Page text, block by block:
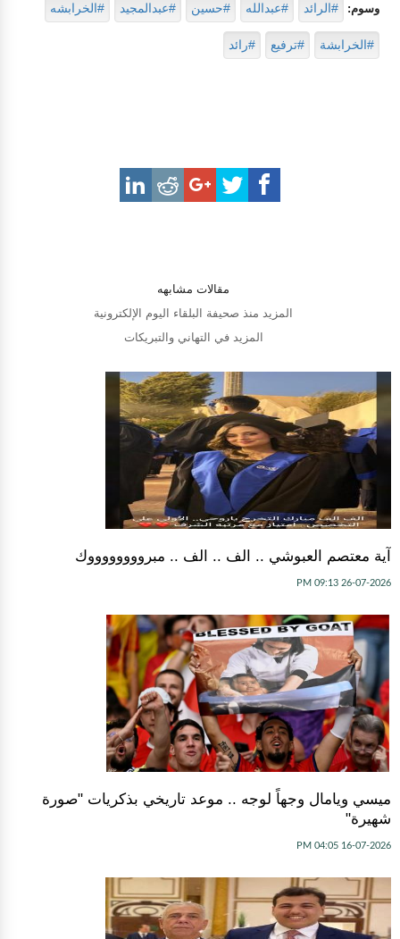
وسوم: #الرائد #عبدالله #حسين #عبدالمجيد #الخرابشه
#الخرابشة #ترفيع #رائد
مقالات مشابهه
المزيد منذ صحيفة البلقاء اليوم الإلكترونية
المزيد في التهاني والتبريكات
آية معتصم العبوشي .. الف .. الف .. مبرووووووووك
26-07-2026 09:13 PM
ميسي ويامال وجهاً لوجه .. موعد تاريخي بذكريات "صورة
شهيرة"
16-07-2026 04:05 PM